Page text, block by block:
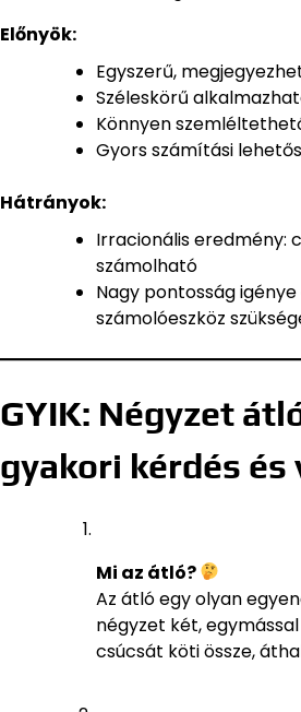
Előnyök:
Egyszerű,
Széleskörű
Könnyen
Gyors számítási
Hátrányok:
Irracionális eredmény:
számolható
Nagy pontosság
számolóeszköz
GYIK: Négyzet
gyakori kérdés és
Mi az átló?
Az átló egy olyan
négyzet két,
csúcsát köti össze,